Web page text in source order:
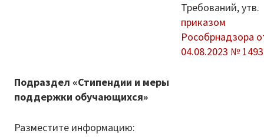
Требований, утв.
приказом
Рособрнадзора
04.08.2023 № 1493
Подраздел «Стипендии и меры
поддержки обучающихся»
Разместите информацию: